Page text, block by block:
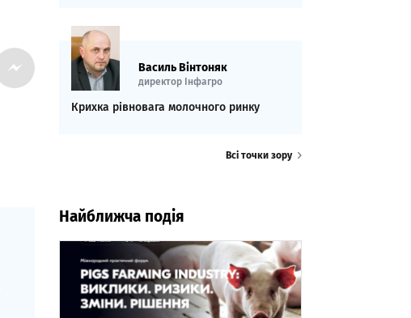
Василь Вінтоняк
директор Інфагро
Крихка рівновага молочного ринку
Всі точки зору
Найближча подія